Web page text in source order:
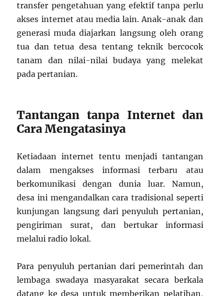
transfer pengetahuan yang efektif tanpa perlu
akses internet atau media lain. Anak-anak dan
generasi muda diajarkan langsung oleh orang
tua dan tetua desa tentang teknik bercocok
tanam dan nilai-nilai budaya yang melekat
pada pertanian.
Tantangan tanpa Internet dan
Cara Mengatasinya
Ketiadaan internet tentu menjadi tantangan
dalam mengakses informasi terbaru atau
berkomunikasi dengan dunia luar. Namun,
desa ini mengandalkan cara tradisional seperti
kunjungan langsung dari penyuluh pertanian,
pengiriman surat, dan bertukar informasi
melalui radio lokal.
Para penyuluh pertanian dari pemerintah dan
lembaga swadaya masyarakat secara berkala
datang ke desa untuk memberikan pelatihan,